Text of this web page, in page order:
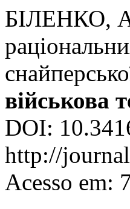
БІЛЕНКО,
військова
DOI:
http://
Acesso em: